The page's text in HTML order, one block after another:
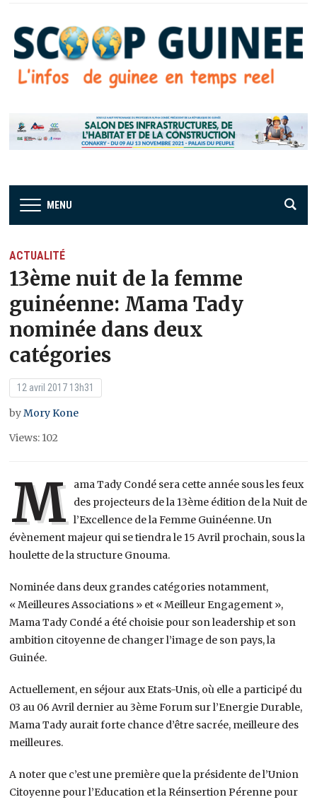
MENU
ACTUALITÉ
13ème nuit de la femme
guinéenne: Mama Tady
nominée dans deux
catégories
12 avril 2017 13h31
byMory Kone
Views: 102
M ama Tady Condé sera cette année sous les feux
des projecteurs de la 13ème édition de la Nuit de
l’Excellence de la Femme Guinéenne. Un
évènement majeur qui se tiendra le 15 Avril prochain, sous la
houlette de la structure Gnouma.
Nominée dans deux grandes catégories notamment,
« Meilleures Associations » et « Meilleur Engagement »,
Mama Tady Condé a été choisie pour son leadership et son
ambition citoyenne de changer l’image de son pays, la
Guinée.
Actuellement, en séjour aux Etats-Unis, où elle a participé du
03 au 06 Avril dernier au 3ème Forum sur l’Energie Durable,
Mama Tady aurait forte chance d’être sacrée, meilleure des
meilleures.
A noter que c’est une première que la présidente de l’Union
Citoyenne pour l’Education et la Réinsertion Pérenne pour